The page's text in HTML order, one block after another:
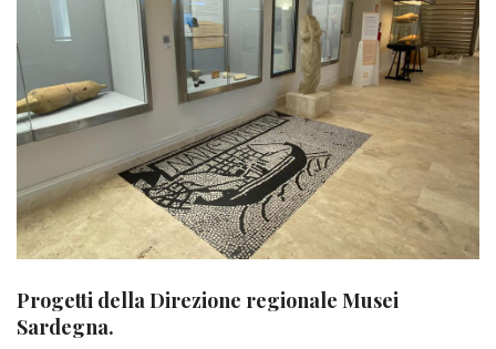
Progetti della Direzione regionale Musei
Sardegna.